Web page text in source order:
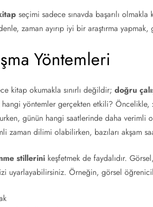
seçimi sadece sınavda başarılı
zaman ayırıp iyi bir araştırma
Yöntemleri
kitap okumakla sınırlı değildir;doğru
yöntemler gerçekten etkili? Öncelikle,
günün hangi saatlerinde daha
zaman dilimi olabilirken, bazıları akşam
stillerini keşfetmek de faydalıdır.
uyarlayabilirsiniz. Örneğin, görsel